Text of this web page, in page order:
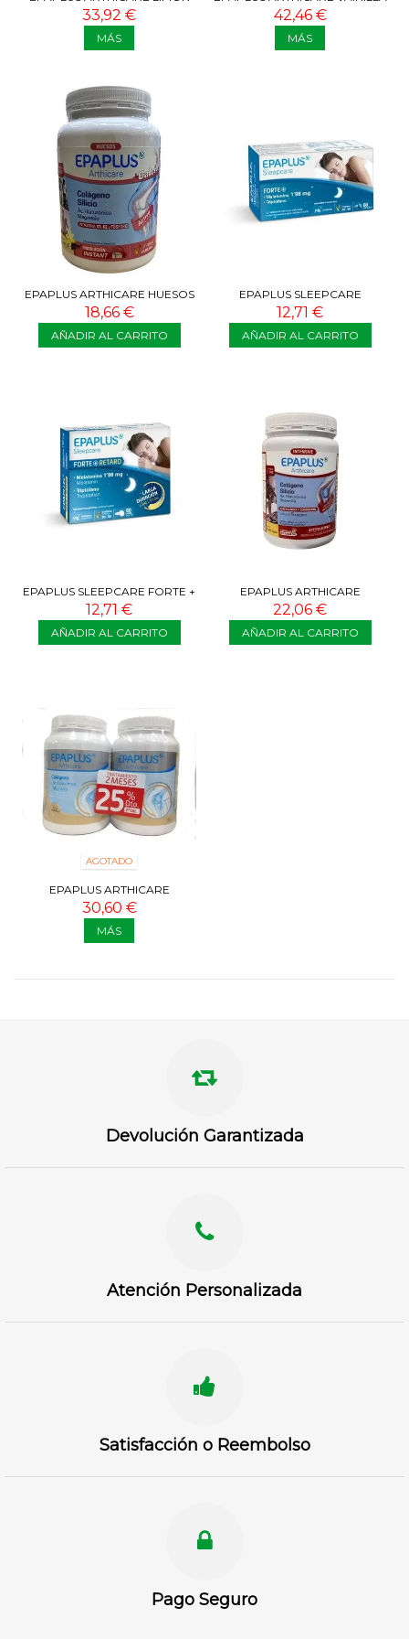
PACK AHORRO 668G
33,92 €
MÁS
PACK AHORRO 653.72G
42,46 €
MÁS
EPAPLUS ARTHICARE HUESOS
+ CALCIO DISOLUCION
INSTANT...
18,66 €
AÑADIR AL CARRITO
EPAPLUS SLEEPCARE
MELATONINA 60 CAPSULAS
12,71 €
AÑADIR AL CARRITO
EPAPLUS SLEEPCARE FORTE +
RETARD 60 COMPRIMIDOS
12,71 €
AÑADIR AL CARRITO
EPAPLUS ARTHICARE
INTENSIVE 284,15G
22,06 €
AÑADIR AL CARRITO
AGOTADO
EPAPLUS ARTHICARE
COLÁGENO + HIALURÓNICO +
MAGNESIO...
30,60 €
MÁS
Devolución Garantizada
Atención Personalizada
Satisfacción o Reembolso
Pago Seguro